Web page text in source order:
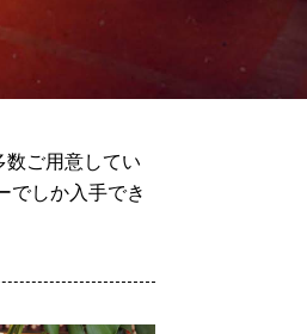
ご用意してい
でしか入手でき